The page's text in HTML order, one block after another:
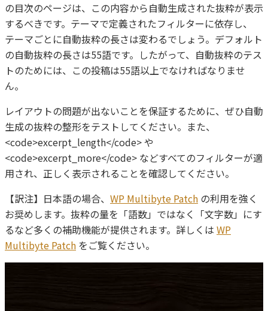
商品紹介
プライバシーポリシー
の目次のページは、この内容から自動生成された抜粋が表示
するべきです。テーマで定義されたフィルターに依存し、
テーマごとに自動抜粋の長さは変わるでしょう。デフォルト
の自動抜粋の長さは55語です。したがって、自動抜粋のテス
トのためには、この投稿は55語以上でなければなりませ
ん。
レイアウトの問題が出ないことを保証するために、ぜひ自動
生成の抜粋の整形をテストしてください。また、
<code>excerpt_length</code> や
<code>excerpt_more</code> などすべてのフィルターが適
用され、正しく表示されることを確認してください。
【訳注】日本語の場合、 WP Multibyte Patch の利用を強く
お奨めします。抜粋の量を「語数」ではなく「文字数」にす
るなど多くの補助機能が提供されます。詳しくは WP
Multibyte Patch をご覧ください。